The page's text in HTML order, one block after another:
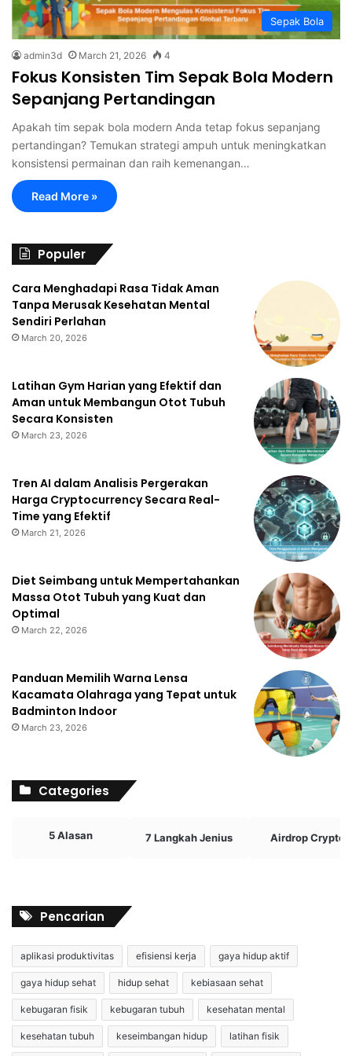
Sepak Bola
admin3d March 21, 2026 4
Fokus Konsisten Tim Sepak Bola Modern
Sepanjang Pertandingan
Apakah tim sepak bola modern Anda tetap fokus sepanjang
pertandingan? Temukan strategi ampuh untuk meningkatkan
konsistensi permainan dan raih kemenangan…
Read More »
Populer
Cara Menghadapi Rasa Tidak Aman
Tanpa Merusak Kesehatan Mental
Sendiri Perlahan
March 20, 2026
Latihan Gym Harian yang Efektif dan
Aman untuk Membangun Otot Tubuh
Secara Konsisten
March 23, 2026
Tren AI dalam Analisis Pergerakan
Harga Cryptocurrency Secara Real-
Time yang Efektif
March 21, 2026
Diet Seimbang untuk Mempertahankan
Massa Otot Tubuh yang Kuat dan
Optimal
March 22, 2026
Panduan Memilih Warna Lensa
Kacamata Olahraga yang Tepat untuk
Badminton Indoor
March 23, 2026
Categories
5 Alasan 7 Langkah Jenius Airdrop Crypto
Pencarian
aplikasi produktivitas efisiensi kerja gaya hidup aktif
gaya hidup sehat hidup sehat kebiasaan sehat
kebugaran fisik kebugaran tubuh kesehatan mental
kesehatan tubuh keseimbangan hidup latihan fisik